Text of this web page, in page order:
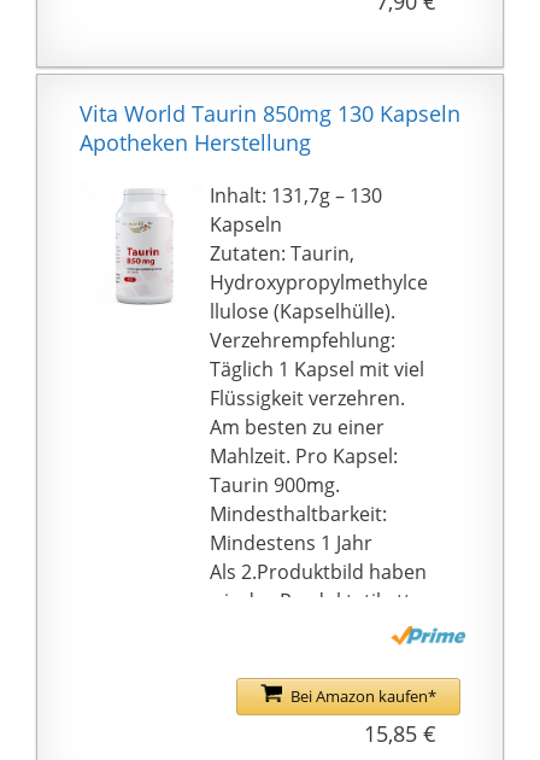
und wird mit der DHL
Vita World Taurin 850mg 130 Kapseln
Apotheken Herstellung
Inhalt: 131,7g – 130
Kapseln
Zutaten: Taurin,
Hydroxypropylmethylce
llulose (Kapselhülle).
Verzehrempfehlung:
Täglich 1 Kapsel mit viel
Flüssigkeit verzehren.
Am besten zu einer
Mahlzeit. Pro Kapsel:
Taurin 900mg.
Mindesthaltbarkeit:
Mindestens 1 Jahr
Als 2.Produktbild haben
wir das Produktetikett
Informationen zum
Produkt. Um das Bild
aufzurufen, nutzen Sie
Bei Amazon kaufen*
15,85 €